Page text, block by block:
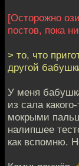
[Осторожно
постов, пока
> то, что
другой
У меня
из сала
мокрыми
налипшее
как вспомню.